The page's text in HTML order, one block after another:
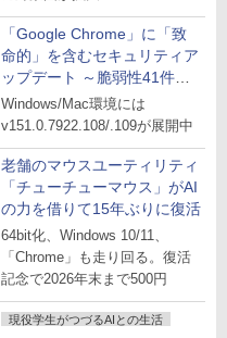
「Google Chrome」に「致
命的」を含むセキュリティア
ップデート ～脆弱性41件に
対処
Windows/Mac環境には
v151.0.7922.108/.109が展開中
老舗のマウスユーティリティ
「チューチューマウス」がAI
の力を借りて15年ぶりに復活
64bit化、Windows 10/11、
「Chrome」も走り回る。復活
記念で2026年末まで500円
現役学生がつづるAIとの生活